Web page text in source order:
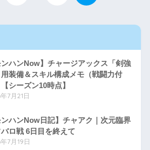
ンハンNow】チャージアックス「剣強
装備＆スキル構成メモ（戦闘力付
シーズン10時点】
7月21日
ンハンNow日記】チャアク｜次元臨界
ロ戦 6日目を終えて
7月19日